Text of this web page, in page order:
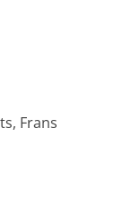
Frans